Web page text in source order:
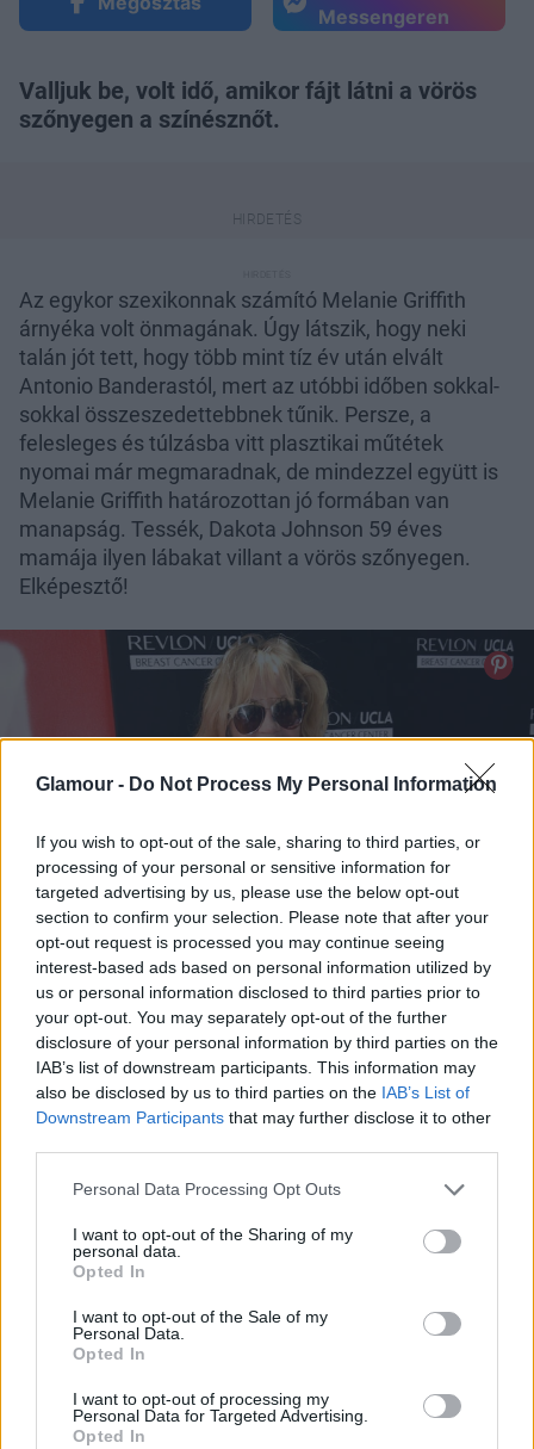
Glamour - Do Not Process My Personal Information
If you wish to opt-out of the sale, sharing to third parties, or
processing of your personal or sensitive information for
targeted advertising by us, please use the below opt-out
section to confirm your selection. Please note that after your
opt-out request is processed you may continue seeing
interest-based ads based on personal information utilized by
us or personal information disclosed to third parties prior to
your opt-out. You may separately opt-out of the further
disclosure of your personal information by third parties on the
IAB’s list of downstream participants. This information may
also be disclosed by us to third parties on the IAB’s List of
Downstream Participants that may further disclose it to other
Please note that this website/app uses one or more Google
not limited to your visit or usage behaviour. You may click to
grant or deny consent to Google and its third-party tags to
use your data for below specified purposes in below Google
consent section.
Personal Data Processing Opt Outs
I want to opt-out of the Sharing of my
personal data.
Opted In
I want to opt-out of the Sale of my
Personal Data.
Opted In
I want to opt-out of processing my
Personal Data for Targeted Advertising.
Opted In
Messengeren
Valljuk be, volt idő, amikor fájt látni a vörös
szőnyegen a színésznőt.
Az egykor szexikonnak számító Melanie Griffith
árnyéka volt önmagának. Úgy látszik, hogy neki
talán jót tett, hogy több mint tíz év után elvált
Antonio Banderastól, mert az utóbbi időben sokkal-
sokkal összeszedettebbnek tűnik. Persze, a
felesleges és túlzásba vitt plasztikai műtétek
nyomai már megmaradnak, de mindezzel együtt is
Melanie Griffith határozottan jó formában van
manapság. Tessék, Dakota Johnson 59 éves
mamája ilyen lábakat villant a vörös szőnyegen.
Elképesztő!